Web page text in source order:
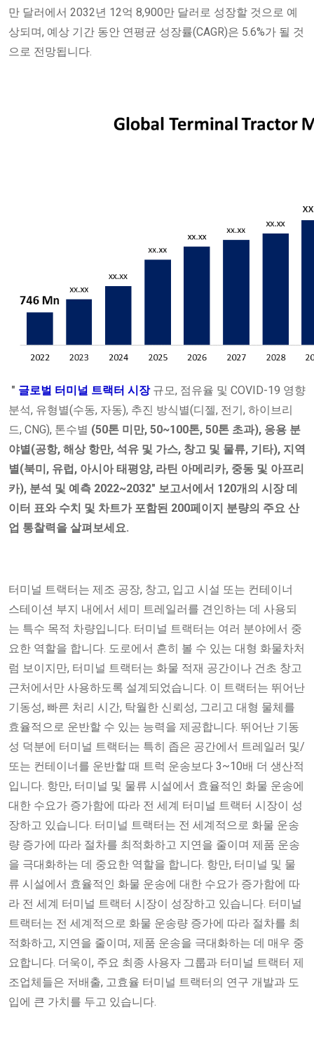
만 달러에서 2032년 12억 8,900만 달러로 성장할 것으로 예
상되며, 예상 기간 동안 연평균 성장률(CAGR)은 5.6%가 될 것
으로 전망됩니다.
" 글로벌 터미널 트랙터 시장규모, 점유율 및 COVID-19 영향
분석, 유형별(수동, 자동), 추진 방식별(디젤, 전기, 하이브리
드, CNG), 톤수별 (50톤 미만, 50~100톤, 50톤 초과), 응용 분
야별(공항, 해상 항만, 석유 및 가스, 창고 및 물류, 기타), 지역
별(북미, 유럽, 아시아 태평양, 라틴 아메리카, 중동 및 아프리
카), 분석 및 예측 2022~2032" 보고서에서 120개의 시장 데
이터 표와 수치 및 차트가 포함된 200페이지 분량의 주요 산
업 통찰력을 살펴보세요.
터미널 트랙터는 제조 공장, 창고, 입고 시설 또는 컨테이너
스테이션 부지 내에서 세미 트레일러를 견인하는 데 사용되
는 특수 목적 차량입니다. 터미널 트랙터는 여러 분야에서 중
요한 역할을 합니다. 도로에서 흔히 볼 수 있는 대형 화물차처
럼 보이지만, 터미널 트랙터는 화물 적재 공간이나 건초 창고
근처에서만 사용하도록 설계되었습니다. 이 트랙터는 뛰어난
기동성, 빠른 처리 시간, 탁월한 신뢰성, 그리고 대형 물체를
효율적으로 운반할 수 있는 능력을 제공합니다. 뛰어난 기동
성 덕분에 터미널 트랙터는 특히 좁은 공간에서 트레일러 및/
또는 컨테이너를 운반할 때 트럭 운송보다 3~10배 더 생산적
입니다. 항만, 터미널 및 물류 시설에서 효율적인 화물 운송에
대한 수요가 증가함에 따라 전 세계 터미널 트랙터 시장이 성
장하고 있습니다. 터미널 트랙터는 전 세계적으로 화물 운송
량 증가에 따라 절차를 최적화하고 지연을 줄이며 제품 운송
을 극대화하는 데 중요한 역할을 합니다. 항만, 터미널 및 물
류 시설에서 효율적인 화물 운송에 대한 수요가 증가함에 따
라 전 세계 터미널 트랙터 시장이 성장하고 있습니다. 터미널
트랙터는 전 세계적으로 화물 운송량 증가에 따라 절차를 최
적화하고, 지연을 줄이며, 제품 운송을 극대화하는 데 매우 중
요합니다. 더욱이, 주요 최종 사용자 그룹과 터미널 트랙터 제
조업체들은 저배출, 고효율 터미널 트랙터의 연구 개발과 도
입에 큰 가치를 두고 있습니다.